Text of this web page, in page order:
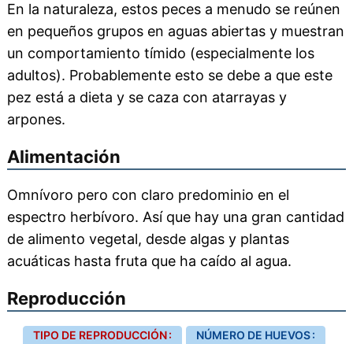
En la naturaleza, estos peces a menudo se reúnen
en pequeños grupos en aguas abiertas y muestran
un comportamiento tímido (especialmente los
adultos). Probablemente esto se debe a que este
pez está a dieta y se caza con atarrayas y
arpones.
Alimentación
Omnívoro pero con claro predominio en el
espectro herbívoro. Así que hay una gran cantidad
de alimento vegetal, desde algas y plantas
acuáticas hasta fruta que ha caído al agua.
Reproducción
TIPO DE REPRODUCCIÓN :
NÚMERO DE HUEVOS :